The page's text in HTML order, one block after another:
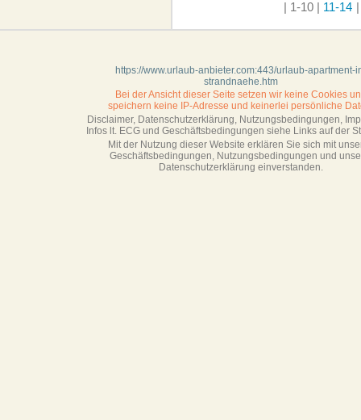
| 1-10 | 11-14 |
https://www.urlaub-anbieter.com:443/urlaub-apartment-
strandnaehe.htm
Bei der Ansicht dieser Seite setzen wir keine Cookies
speichern keine IP-Adresse und keinerlei persönliche
Disclaimer, Datenschutzerklärung, Nutzungsbedingungen,
Infos lt. ECG und Geschäftsbedingungen siehe Links auf der
Mit der Nutzung dieser Website erklären Sie sich mit
Geschäftsbedin­gungen, Nutzungsbedingungen und
Datenschutzerklärung einverstanden.